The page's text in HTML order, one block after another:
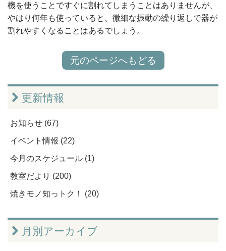
機を使うことですぐに割れてしまうことはありませんが、
やはり何年も使っていると、微細な振動の繰り返しで器が
割れやすくなることはあるでしょう。
元のページへもどる
更新情報
お知らせ (67)
イベント情報 (22)
今月のスケジュール (1)
教室だより (200)
焼きモノ知っトク！ (20)
月別アーカイブ